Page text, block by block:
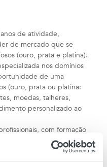
de atividade,
de mercado que se
(ouro, prata e platina).
nos domínios
de uma
(ouro, prata ou platina:
moedas, talheres,
personalizado ao
com formação
acompanhados por
qualificada. Rege a sua
Ética, confiança,